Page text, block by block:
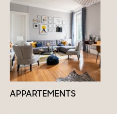
APPARTEMENTS